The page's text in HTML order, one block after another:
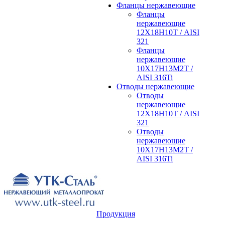
Фланцы нержавеющие
Фланцы
нержавеющие
12Х18Н10Т / AISI
321
Фланцы
нержавеющие
10Х17Н13М2Т /
AISI 316Ti
Отводы нержавеющие
Отводы
нержавеющие
12Х18Н10Т / AISI
321
Отводы
нержавеющие
10Х17Н13М2Т /
AISI 316Ti
Продукция